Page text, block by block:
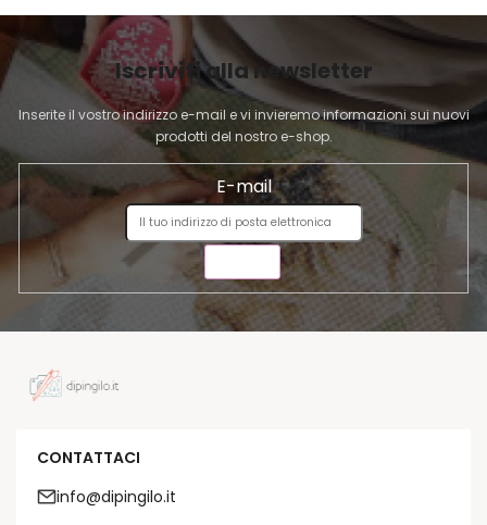
'
e
l
e
n
c
o
G
N
Iscriviti alla newsletter
Inserite il vostro indirizzo e-mail e vi invieremo informazioni sui nuovi
prodotti del nostro e-shop.
E-mail
CONTATTACI
info@dipingilo.it